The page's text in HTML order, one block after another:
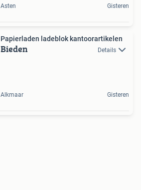
Asten Gisteren
Papierladen ladeblok kantoorartikelen
Bieden Details
Alkmaar Gisteren